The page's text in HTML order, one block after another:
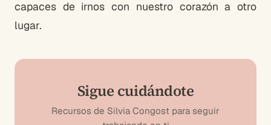
capaces de irnos con nuestro corazón a otro
lugar.
Sigue cuidándote
Recursos de Silvia Congost para seguir